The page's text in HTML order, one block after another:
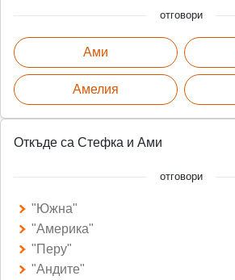
отговори
Ами
Амелия
Откъде са Стефка и Ами
отговори
"Южна"
"Америка"
"Перу"
"Андите"